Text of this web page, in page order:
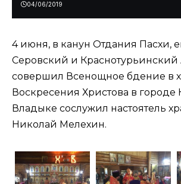
04/06/2019
4 июня, в канун Отдания Пасхи,
Серовский и Краснотурьинский
совершил Всенощное бдение в
Воскресения Христова в городе
Владыке сослужил настоятель
Николай Мелехин.